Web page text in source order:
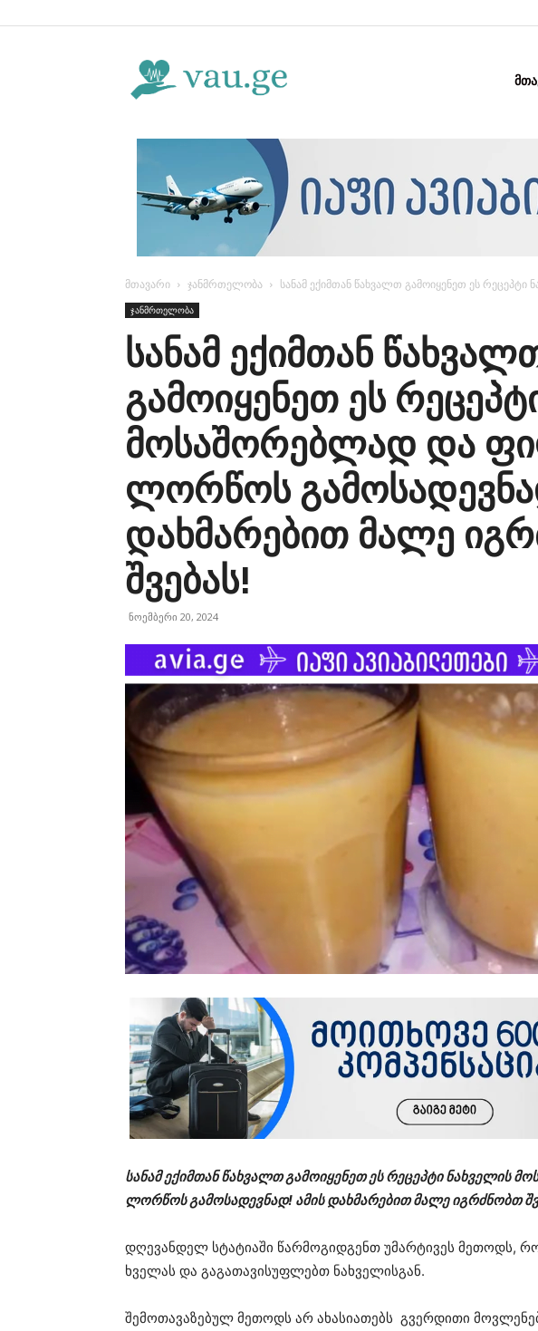
მთავარი ჯანმრთელობა სანამ ექიმთან წახვალთ გამოიყენეთ ეს
ჯანმრთელობა
სანამ ექიმთან
გამოიყენეთ ეს
მოსაშორებლად და
ლორწოს
დახმარებით მალე
შვებას!
ნოემბერი 20, 2024
სანამ ექიმთან წახვალთ გამოიყენეთ ეს რეცეპტი ნახველის
ლორწოს გამოსადევნად! ამის დახმარებით მალე იგრძნობთ
დღევანდელ სტატიაში წარმოგიდგენთ უმარტივეს მეთოდს,
ხველას და გაგათავისუფლებთ ნახველისგან.
შემოთავაზებულ მეთოდს არ ახასიათებს გვერდითი